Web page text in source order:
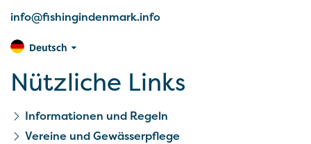
info@fishingindenmark.info
Deutsch
Nützliche Links
Informationen und Regeln
Vereine und Gewässerpflege